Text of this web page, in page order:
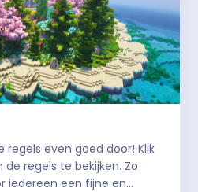
regels te bekijken. Zo
iedereen een fijne en